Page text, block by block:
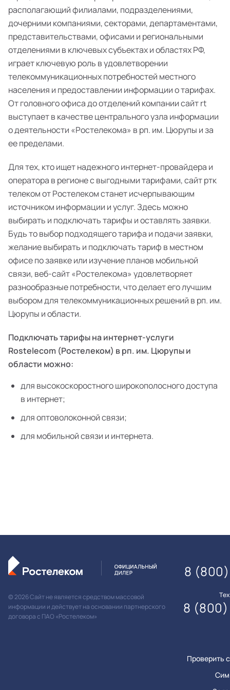
располагающий филиалами, подразделениями,
дочерними компаниями, секторами, департаментами,
представительствами, офисами и региональными
отделениями в ключевых субъектах и областях РФ,
играет ключевую роль в удовлетворении
телекоммуникационных потребностей местного
населения и предоставлении информации о тарифах.
От головного офиса до отделений компании сайт rt
выступает в качестве центрального узла информации
о деятельности «Ростелекома» в рп. им. Цюрупы и за
ее пределами.
Для тех, кто ищет надежного интернет-провайдера и
оператора в регионе с выгодными тарифами, сайт ртк
телеком от Ростелеком станет исчерпывающим
источником информации и услуг. Здесь можно
выбирать и подключать тарифы и оставлять заявки.
Будь то выбор подходящего тарифа и подачи заявки,
желание выбирать и подключать тариф в местном
офисе по заявке или изучение планов мобильной
связи, веб-сайт «Ростелекома» удовлетворяет
разнообразные потребности, что делает его лучшим
выбором для телекоммуникационных решений в рп. им.
Цюрупы и области.
Подключать тарифы на интернет-услуги
Rostelecom (Ростелеком) в рп. им. Цюрупы и
области можно:
для высокоскоростного широкополосного доступа
в интернет;
для оптоволоконной связи;
для мобильной связи и интернета.
© 2026 Сайт не является средством массовой
информации и действует на основании партнерского
договора с ПАО «Ростелеком»
Проверить
8
8